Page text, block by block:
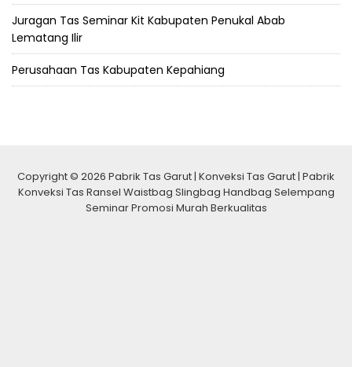
Juragan Tas Seminar Kit Kabupaten Penukal Abab
Lematang Ilir
Perusahaan Tas Kabupaten Kepahiang
Copyright © 2026 Pabrik Tas Garut | Konveksi Tas Garut | Pabrik
Konveksi Tas Ransel Waistbag Slingbag Handbag Selempang
Seminar Promosi Murah Berkualitas